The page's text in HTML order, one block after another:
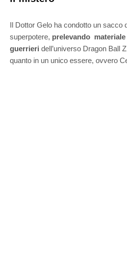
Il Dottor Gelo ha condotto un sacco
superpotere, prelevando
guerrieri dell’universo Dragon Ball
quanto in un unico essere, ovvero